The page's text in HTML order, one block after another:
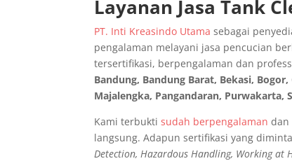
Layanan Jasa Tank
PT. Inti Kreasindo Utama sebagai
pengalaman melayani jasa pencucian
tersertifikasi, berpengalaman dan
Bandung, Bandung Barat, Bekasi,
Majalengka, Pangandaran, Purwakarta,
Kami terbuktisudah berpengalamandan
langsung. Adapun sertifikasi yang
Detection, Hazardous Handling, Working at